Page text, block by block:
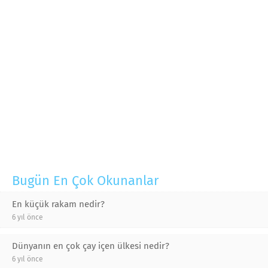
Bugün En Çok Okunanlar
En küçük rakam nedir?
6 yıl önce
Dünyanın en çok çay içen ülkesi nedir?
6 yıl önce